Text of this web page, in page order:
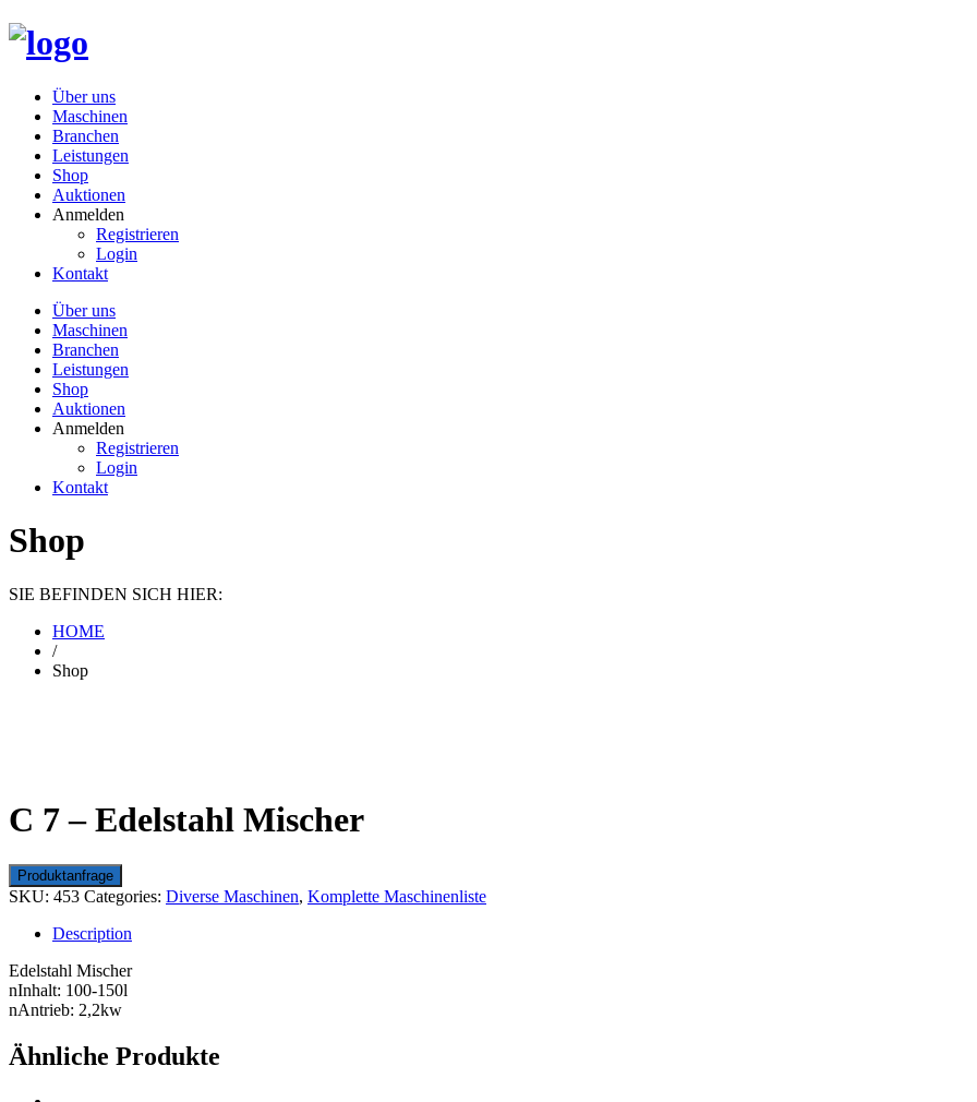
Über uns
Maschinen
Branchen
Leistungen
Shop
Auktionen
Anmelden
Registrieren
Login
Kontakt
Über uns
Maschinen
Branchen
Leistungen
Shop
Auktionen
Anmelden
Registrieren
Login
Kontakt
Shop
SIE BEFINDEN SICH HIER:
HOME
/
Shop
C 7 – Edelstahl Mischer
SKU: 453 Categories: Diverse Maschinen, Komplette Maschinenliste
Description
Edelstahl Mischer
nInhalt: 100-150l
nAntrieb: 2,2kw
Ähnliche Produkte